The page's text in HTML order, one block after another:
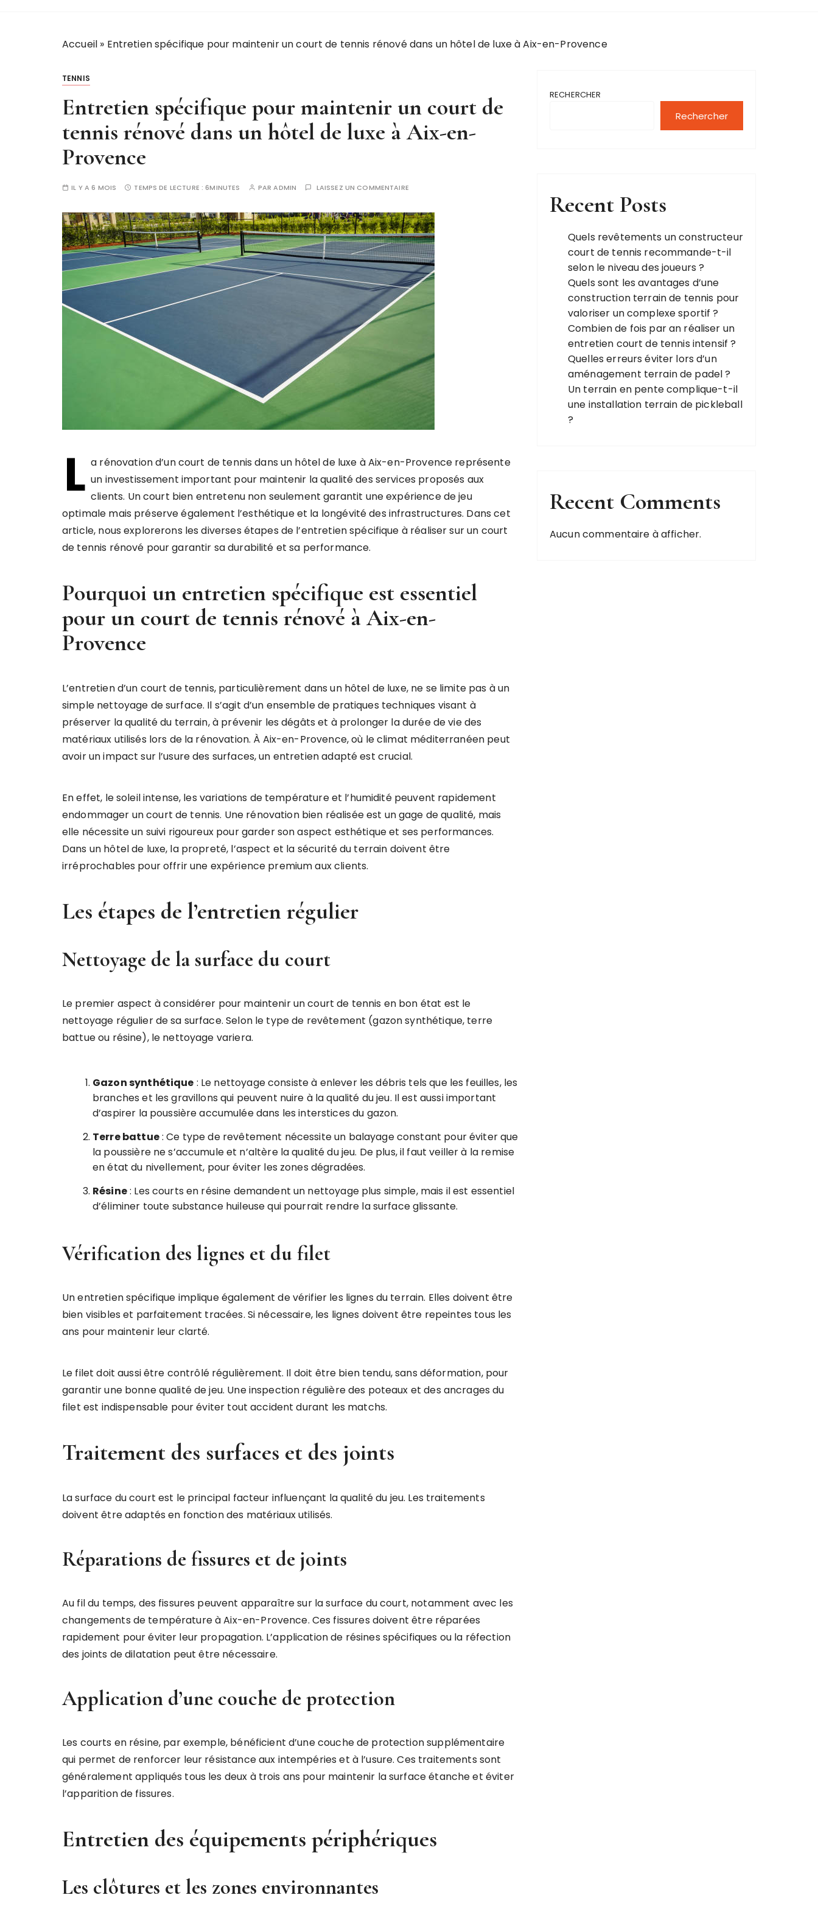
Accueil » Entretien spécifique pour maintenir un court de tennis rénové dans un hôtel de luxe à Aix-en-Provence
TENNIS
Entretien spécifique pour maintenir un court de
tennis rénové dans un hôtel de luxe à Aix-en-
Provence
IL Y A 6 MOIS TEMPS DE LECTURE :6MINUTES PARADMIN LAISSEZ UN COMMENTAIRE
L a rénovation d’un court de tennis dans un hôtel de luxe à Aix-en-Provence représente
un investissement important pour maintenir la qualité des services proposés aux
clients. Un court bien entretenu non seulement garantit une expérience de jeu
optimale mais préserve également l’esthétique et la longévité des infrastructures. Dans cet
article, nous explorerons les diverses étapes de l’entretien spécifique à réaliser sur un court
de tennis rénové pour garantir sa durabilité et sa performance.
Pourquoi un entretien spécifique est essentiel
pour un court de tennis rénové à Aix-en-
Provence
L’entretien d’un court de tennis, particulièrement dans un hôtel de luxe, ne se limite pas à un
simple nettoyage de surface. Il s’agit d’un ensemble de pratiques techniques visant à
préserver la qualité du terrain, à prévenir les dégâts et à prolonger la durée de vie des
matériaux utilisés lors de la rénovation. À Aix-en-Provence, où le climat méditerranéen peut
avoir un impact sur l’usure des surfaces, un entretien adapté est crucial.
En effet, le soleil intense, les variations de température et l’humidité peuvent rapidement
endommager un court de tennis. Une rénovation bien réalisée est un gage de qualité, mais
elle nécessite un suivi rigoureux pour garder son aspect esthétique et ses performances.
Dans un hôtel de luxe, la propreté, l’aspect et la sécurité du terrain doivent être
irréprochables pour offrir une expérience premium aux clients.
Les étapes de l’entretien régulier
Nettoyage de la surface du court
Le premier aspect à considérer pour maintenir un court de tennis en bon état est le
nettoyage régulier de sa surface. Selon le type de revêtement (gazon synthétique, terre
battue ou résine), le nettoyage variera.
Gazon synthétique : Le nettoyage consiste à enlever les débris tels que les feuilles, les
branches et les gravillons qui peuvent nuire à la qualité du jeu. Il est aussi important
d’aspirer la poussière accumulée dans les interstices du gazon.
Terre battue: Ce type de revêtement nécessite un balayage constant pour éviter que
la poussière ne s’accumule et n’altère la qualité du jeu. De plus, il faut veiller à la remise
en état du nivellement, pour éviter les zones dégradées.
Résine: Les courts en résine demandent un nettoyage plus simple, mais il est essentiel
d’éliminer toute substance huileuse qui pourrait rendre la surface glissante.
Vérification des lignes et du filet
Un entretien spécifique implique également de vérifier les lignes du terrain. Elles doivent être
bien visibles et parfaitement tracées. Si nécessaire, les lignes doivent être repeintes tous les
ans pour maintenir leur clarté.
Le filet doit aussi être contrôlé régulièrement. Il doit être bien tendu, sans déformation, pour
garantir une bonne qualité de jeu. Une inspection régulière des poteaux et des ancrages du
filet est indispensable pour éviter tout accident durant les matchs.
Traitement des surfaces et des joints
La surface du court est le principal facteur influençant la qualité du jeu. Les traitements
doivent être adaptés en fonction des matériaux utilisés.
Réparations de fissures et de joints
Au fil du temps, des fissures peuvent apparaître sur la surface du court, notamment avec les
changements de température à Aix-en-Provence. Ces fissures doivent être réparées
rapidement pour éviter leur propagation. L’application de résines spécifiques ou la réfection
des joints de dilatation peut être nécessaire.
Application d’une couche de protection
Les courts en résine, par exemple, bénéficient d’une couche de protection supplémentaire
qui permet de renforcer leur résistance aux intempéries et à l’usure. Ces traitements sont
généralement appliqués tous les deux à trois ans pour maintenir la surface étanche et éviter
l’apparition de fissures.
Entretien des équipements périphériques
Les clôtures et les zones environnantes
RECHERCHER
Rechercher
Recent Posts
Quels revêtements un constructeur
court de tennis recommande-t-il
selon le niveau des joueurs ?
Quels sont les avantages d’une
construction terrain de tennis pour
valoriser un complexe sportif ?
Combien de fois par an réaliser un
entretien court de tennis intensif ?
Quelles erreurs éviter lors d’un
aménagement terrain de padel ?
Un terrain en pente complique-t-il
une installation terrain de pickleball
?
Recent Comments
Aucun commentaire à afficher.